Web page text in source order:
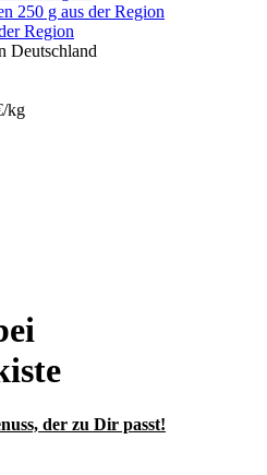
Region
Deutschland
kg
der zu Dir passt!